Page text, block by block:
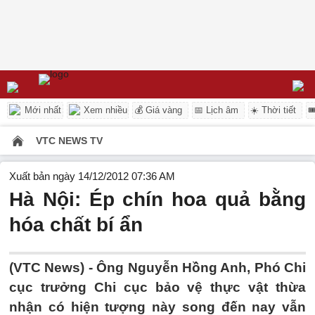
Mới nhất Xem nhiều 💰 Giá vàng 📅 Lịch âm ☀️ Thời tiết
VTC NEWS TV
Xuất bản ngày 14/12/2012 07:36 AM
Hà Nội: Ép chín hoa quả bằng
hóa chất bí ẩn
(VTC News) - Ông Nguyễn Hồng Anh, Phó Chi
cục trưởng Chi cục bảo vệ thực vật thừa
nhận có hiện tượng này song đến nay vẫn